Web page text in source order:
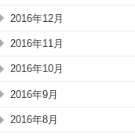
2016年12月
2016年11月
2016年10月
2016年9月
2016年8月